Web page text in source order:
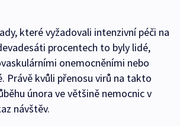
které vyžadovali intenzivní péči na
procentech to byly lidé,
onemocněními nebo
Právě kvůli přenosu virů na takto
února ve většině nemocnic v
návštěv.